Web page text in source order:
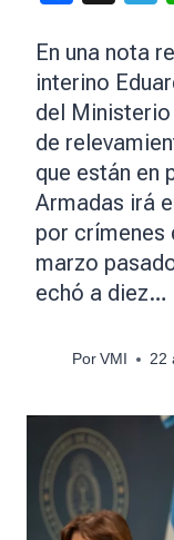
En una nota
interino
del
de
que están en
Armadas irá
por crímenes
marzo
echó a diez…
Por VMI 22